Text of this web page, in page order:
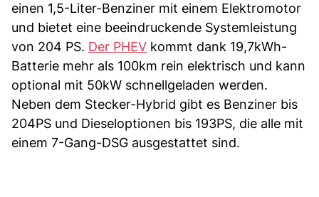
einen 1,5-Liter-Benziner mit einem Elektromotor
und bietet eine beeindruckende Systemleistung
von 204 PS. Der PHEV kommt dank 19,7kWh-
Batterie mehr als 100km rein elektrisch und kann
optional mit 50kW schnellgeladen werden.
Neben dem Stecker-Hybrid gibt es Benziner bis
204PS und Dieseloptionen bis 193PS, die alle mit
einem 7-Gang-DSG ausgestattet sind.